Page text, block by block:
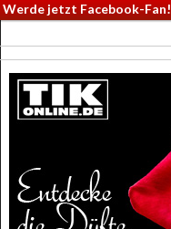
Werde jetzt Facebook-Fan!